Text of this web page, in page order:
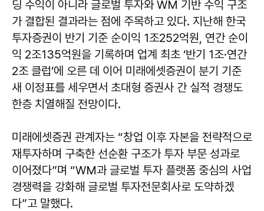
딩 수익이 아니라 글로벌 투자와 WM 기반 수익 구조
가 결합된 결과라는 점에 주목하고 있다. 지난해 한국
투자증권이 반기 기준 순이익 1조252억원, 연간 순이
익 2조135억원을 기록하며 업계 최초 ‘반기 1조·연간
2조 클럽’에 오른 데 이어 미래에셋증권이 분기 기준
새 이정표를 세우면서 초대형 증권사 간 실적 경쟁도
한층 치열해질 전망이다.
미래에셋증권 관계자는 “창업 이후 자본을 전략적으로
재투자하며 구축한 선순환 구조가 투자 부문 성과로
이어졌다”며 “WM과 글로벌 투자 플랫폼 중심의 사업
경쟁력을 강화해 글로벌 투자전문회사로 도약하겠
다”고 말했다.